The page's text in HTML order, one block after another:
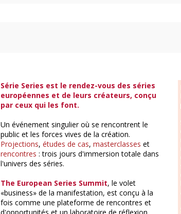
Série Series est le rendez-vous des séries
européennes et de leurs créateurs, conçu
par ceux qui les font.
Un événement singulier où se rencontrent le
public et les forces vives de la création.
Projections,études de cas,masterclasses et
rencontres : trois jours d'immersion totale dans
l'univers des séries.
The European Series Summit, le volet
«business» de la manifestation, est conçu à la
fois comme une plateforme de rencontres et